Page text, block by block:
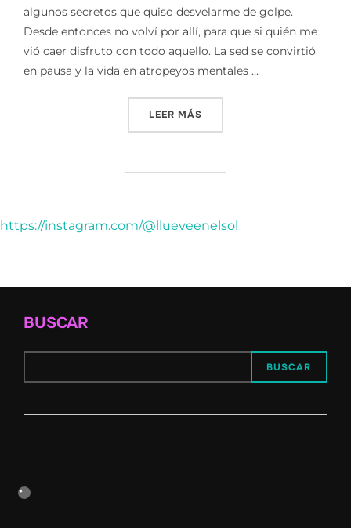
algunos secretos que quiso desvelarme de golpe.
Desde entonces no volví por allí, para que si quién me
vió caer disfruto con todo aquello. La sed se convirtió
en pausa y la vida en atropeyos mentales …
LEER MÁS
https://instagram.com/@llueveenelsol
BUSCAR
BUSCAR